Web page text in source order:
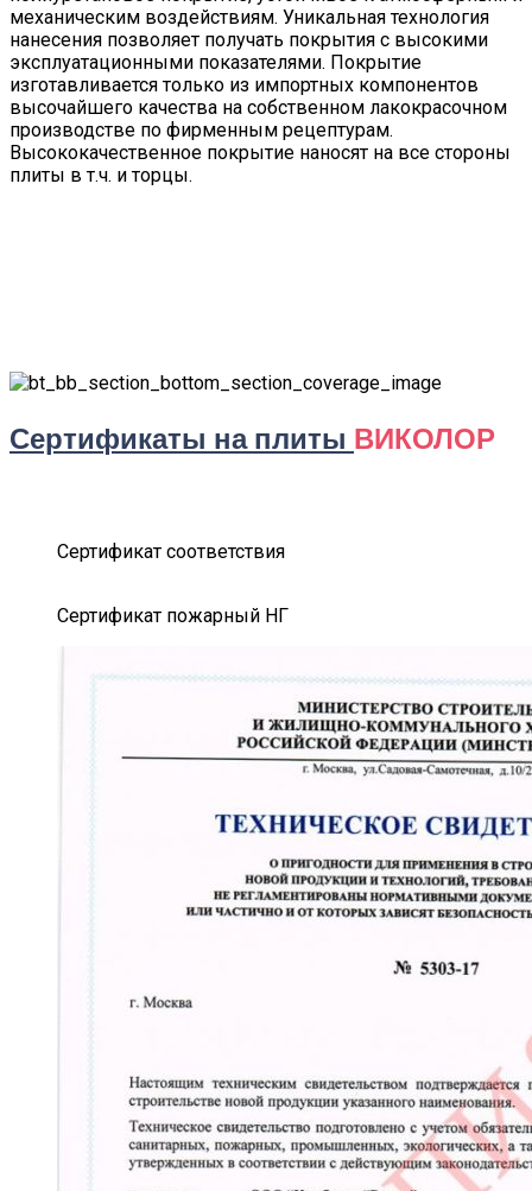
механическим воздействиям. Уникальная технология
нанесения позволяет получать покрытия с высокими
эксплуатационными показателями. Покрытие
изготавливается только из импортных компонентов
высочайшего качества на собственном лакокрасочном
производстве по фирменным рецептурам.
Высококачественное покрытие наносят на все стороны
плиты в т.ч. и торцы.
Сертификаты на плиты ВИКОЛОР
Сертификат соответствия
Сертификат пожарный НГ